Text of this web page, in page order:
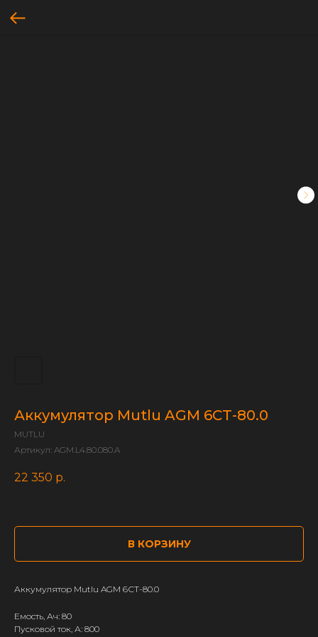
Аккумулятор Mutlu AGM 6СТ-80.0
MUTLU
Артикул: AGM.L4.80.080.A
22 350 р.
В КОРЗИНУ
Аккумулятор Mutlu AGM 6СТ-80.0
Емость, Ач: 80
Пусковой ток, А: 800